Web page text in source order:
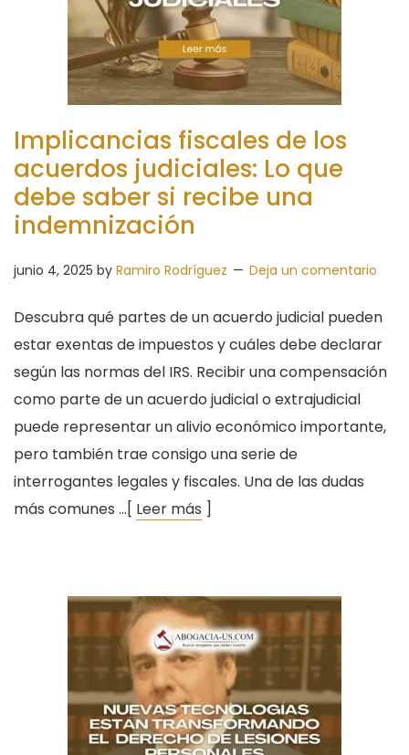
Implicancias fiscales de los
acuerdos judiciales: Lo que
debe saber si recibe una
indemnización
junio 4, 2025 by Ramiro Rodríguez Deja un comentario
Descubra qué partes de un acuerdo judicial pueden
estar exentas de impuestos y cuáles debe declarar
según las normas del IRS. Recibir una compensación
como parte de un acuerdo judicial o extrajudicial
puede representar un alivio económico importante,
pero también trae consigo una serie de
interrogantes legales y fiscales. Una de las dudas
más comunes …[ Leer más ]